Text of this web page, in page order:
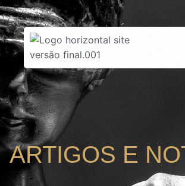
ARTIGOS E